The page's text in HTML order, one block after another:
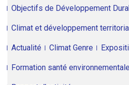
Objectifs de Développement
Climat et développement
Actualité Climat Genre
Formation santé